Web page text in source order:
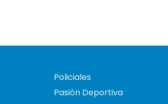
Policiales
Pasión Deportiva